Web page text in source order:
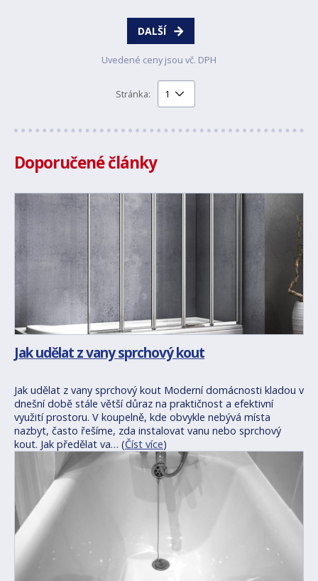
DALŠÍ
Uvedené ceny jsou vč. DPH
Stránka:
Doporučené články
Jak udělat z vany sprchový kout
Jak udělat z vany sprchový kout Moderní domácnosti kladou v
dnešní době stále větší důraz na praktičnost a efektivní
využití prostoru. V koupelně, kde obvykle nebývá místa
nazbyt, často řešíme, zda instalovat vanu nebo sprchový
kout. Jak předělat va… (Číst více)